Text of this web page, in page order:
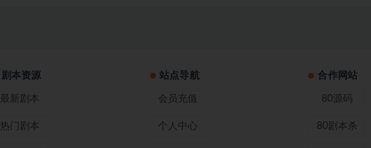
剧本资源
最新剧本
热门剧本
站点导航
会员充值
个人中心
合作网站
80源码
80剧本杀